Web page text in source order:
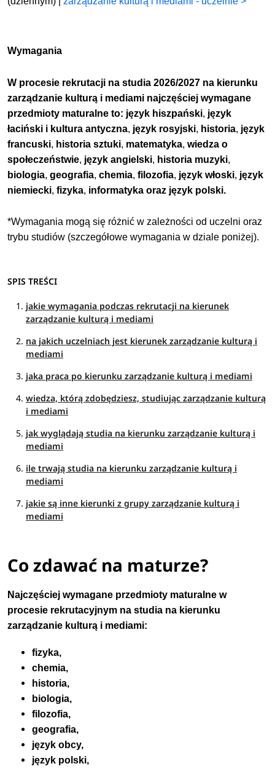
Wymagania
W procesie rekrutacji na studia 2026/2027 na kierunku
zarządzanie kulturą i mediami najczęściej wymagane
przedmioty maturalne to: język hiszpański, język
łaciński i kultura antyczna, język rosyjski, historia, język
francuski, historia sztuki, matematyka,wiedza o
społeczeństwie, język angielski, historia muzyki,
biologia,geografia,chemia,filozofia, język włoski, język
niemiecki,fizyka, informatyka oraz język polski.
*Wymagania mogą się różnić w zależności od uczelni oraz
trybu studiów (szczegółowe wymagania w dziale poniżej).
SPIS TREŚCI
jakie wymagania podczas rekrutacji na kierunek
zarządzanie kulturą i mediami
na jakich uczelniach jest kierunek zarządzanie kulturą i
mediami
jaka praca po kierunku zarządzanie kulturą i mediami
wiedza, którą zdobędziesz, studiując zarządzanie kulturą
i mediami
jak wyglądają studia na kierunku zarządzanie kulturą i
mediami
ile trwają studia na kierunku zarządzanie kulturą i
mediami
jakie są inne kierunki z grupy zarządzanie kulturą i
mediami
Co zdawać na maturze?
Najczęściej wymagane przedmioty maturalne w
procesie rekrutacyjnym na studia na kierunku
zarządzanie kulturą i mediami:
fizyka,
chemia,
historia,
biologia,
filozofia,
geografia,
język obcy,
język polski,